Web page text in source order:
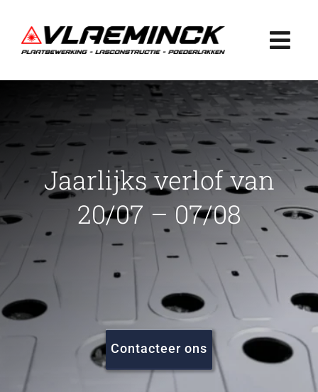
naar
inhoud
Plaatbewerking
Lasconstructie
Poederlakken
Projecten
FAQ
Vacatures
Jaarlijks verlof van
20/07 – 07/08
Contacteer ons